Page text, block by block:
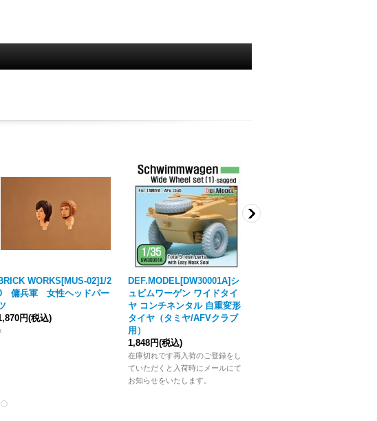
WORKS[MUS-02]1/2
傭兵軍 女性ヘッドパー
円(税込)
DEF.MODEL[DW30001A]シ
ュビムワーゲン ワイドタイ
ヤ コンチネンタル 自重変形
タイヤ（タミヤ/AFVクラブ
用）
1,848円(税込)
在庫切れです再入荷のご登録をし
ていただくと入荷時にメールにて
お知らせをいたします。